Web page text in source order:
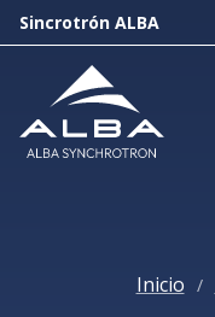
Sincrotrón ALBA
Inicio /